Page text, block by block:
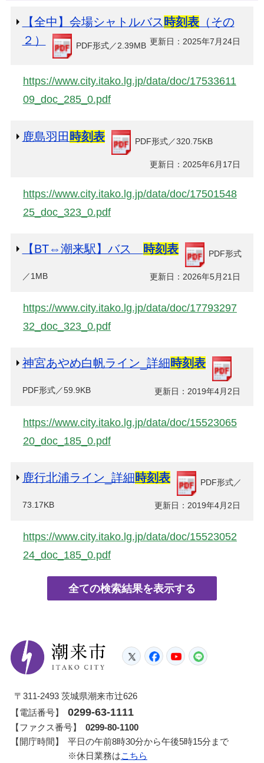
【全中】会場シャトルバス 時刻表（その
２）
PDF形式／2.39MB 更新日：2025年7月24日
https://www.city.itako.lg.jp/data/doc/17533611
09_doc_285_0.pdf
鹿島羽田時刻表 PDF形式／320.75KB
更新日：2025年6月17日
https://www.city.itako.lg.jp/data/doc/17501548
25_doc_323_0.pdf
【BT⇔潮来駅】バス 時刻表 PDF形式
／1MB 更新日：2026年5月21日
https://www.city.itako.lg.jp/data/doc/17793297
32_doc_323_0.pdf
神宮あやめ白帆ライン_詳細時刻表
PDF形式／59.9KB 更新日：2019年4月2日
https://www.city.itako.lg.jp/data/doc/15523065
20_doc_185_0.pdf
鹿行北浦ライン_詳細時刻表 PDF形式／
73.17KB 更新日：2019年4月2日
https://www.city.itako.lg.jp/data/doc/15523052
24_doc_185_0.pdf
潮来市
TwitterFacebook
YouTube
〒311-2493 茨城県潮来市辻626
【電話番号】
0299-63-1111
【ファクス番号】
0299-80-1100
【開庁時間】
平日の午前8時30分から午後5時15分まで
※休日業務はこちら